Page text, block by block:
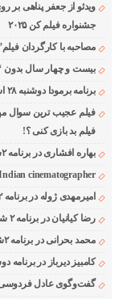
ویدئو از جعفر پناهی
جشنواره فیلم کن ۲۰۲۵
مصاحبه با کارگردان
بیست و چهار سال بدون
برنامه برمودا دوشنبه ۲۸ اسفند با حضور ایرج حسابی
فیلم عجیب ترین سوال
فیلم بد بازی کنی ؟!
بهاره افشاری در برنامه ۲شات
cinematographer
امیرمهدی ژوله در برنامه ۲شات
رضا کیانیان در برنامه ۲ شات
محمد بحرانی در برنامه ۲شات/ ۲شات فصل ۱ قسمت ۲
کامبیز دیرباز در برنامه دوشات / ۲ شات
گفت‌وگوی عادل